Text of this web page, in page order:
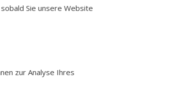
Sie unsere Website
zur Analyse Ihres